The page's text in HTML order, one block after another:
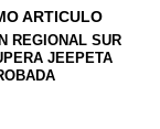
ARTICULO
REGIONAL SUR
JEEPETA